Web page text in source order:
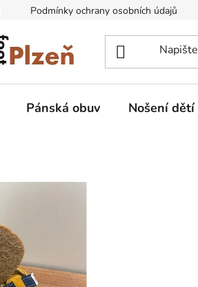
Podmínky ochrany osobních údajů
Pánská obuv Nošení dětí